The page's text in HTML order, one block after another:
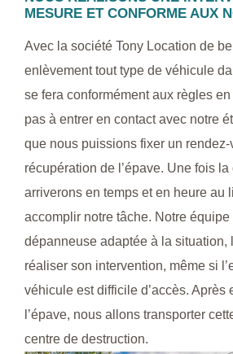
MESURE ET CONFORME AUX
Avec la société Tony Location de
enlèvement tout type de véhicule
se fera conformément aux règles en
pas à entrer en contact avec notre
que nous puissions fixer un rendez-
récupération de l’épave. Une fois
arriverons en temps et en heure au
accomplir notre tâche. Notre
dépanneuse adaptée à la situation,
réaliser son intervention, même si
véhicule est difficile d’accès. Après
l’épave, nous allons transporter
centre de destruction.